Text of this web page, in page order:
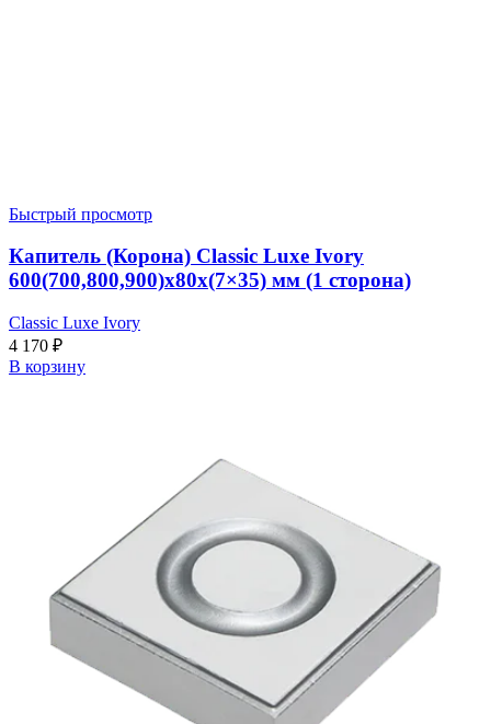
Быстрый просмотр
Капитель (Корона) Classic Luxe Ivory
600(700,800,900)x80x(7×35) мм (1 сторона)
Classic Luxe Ivory
4 170 ₽
В корзину